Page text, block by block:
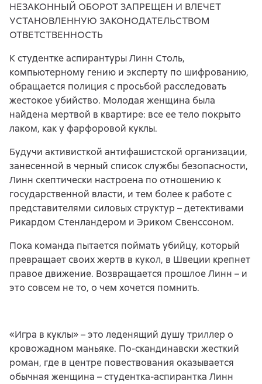
НЕЗАКОННЫЙ ОБОРОТ ЗАПРЕЩЕН И ВЛЕЧЕТ
УСТАНОВЛЕННУЮ ЗАКОНОДАТЕЛЬСТВОМ
ОТВЕТСТВЕННОСТЬ
К студентке аспирантуры Линн Столь,
компьютерному гению и эксперту по шифрованию,
обращается полиция с просьбой расследовать
жестокое убийство. Молодая женщина была
найдена мертвой в квартире: все ее тело покрыто
лаком, как у фарфоровой куклы.
Будучи активисткой антифашистской организации,
занесенной в черный список службы безопасности,
Линн скептически настроена по отношению к
государственной власти, и тем более к работе с
представителями силовых структур – детективами
Рикардом Стенландером и Эриком Свенссоном.
Пока команда пытается поймать убийцу, который
превращает своих жертв в кукол, в Швеции крепнет
правое движение. Возвращается прошлое Линн – и
это совсем не то, о чем хочется помнить.
«Игра в куклы» – это леденящий душу триллер о
кровожадном маньяке. По-скандинавски жесткий
роман, где в центре повествования оказывается
обычная женщина – студентка-аспирантка Линн